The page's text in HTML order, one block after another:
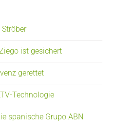
ist gesichert
gerettet
Technologie
spanische Grupo ABN